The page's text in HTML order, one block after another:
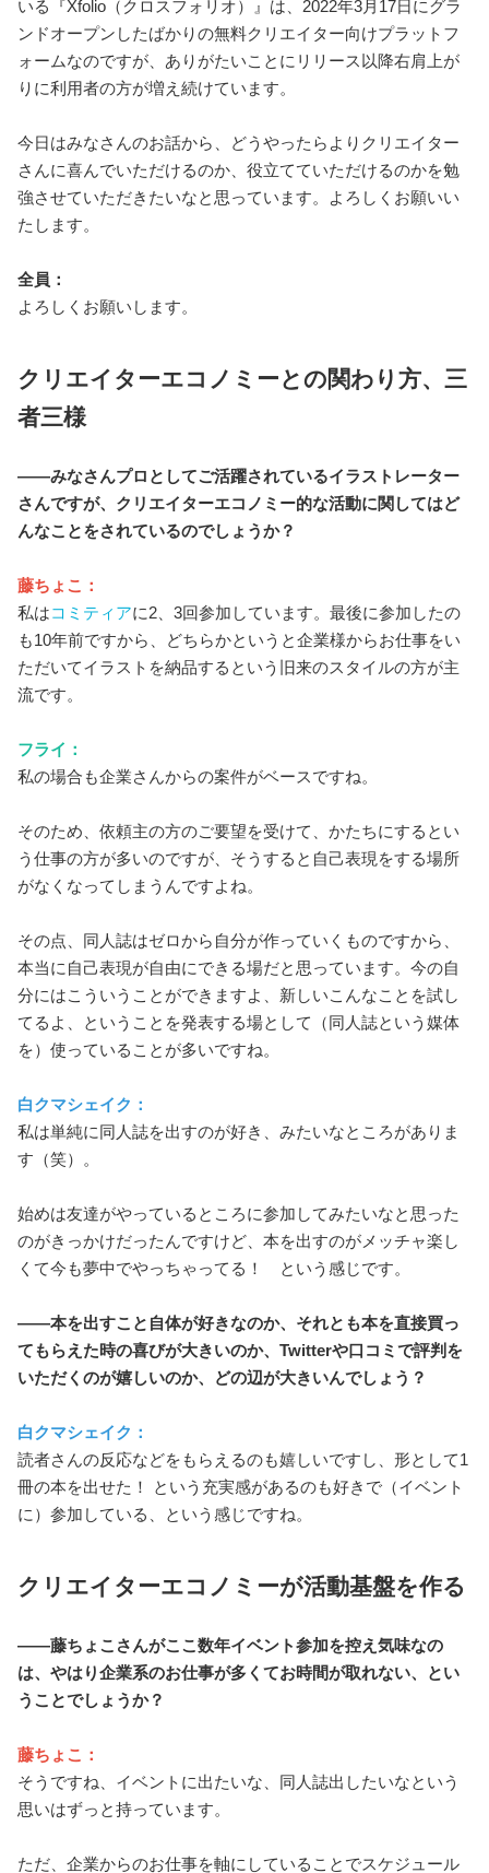
いる『Xfolio（クロスフォリオ）』は、2022年3月17日にグラ
ンドオープンしたばかりの無料クリエイター向けプラットフ
ォームなのですが、ありがたいことにリリース以降右肩上が
りに利用者の方が増え続けています。
今日はみなさんのお話から、どうやったらよりクリエイター
さんに喜んでいただけるのか、役立てていただけるのかを勉
強させていただきたいなと思っています。よろしくお願いい
たします。
全員：
よろしくお願いします。
クリエイターエコノミーとの関わり方、三
者三様
――みなさんプロとしてご活躍されているイラストレーター
さんですが、クリエイターエコノミー的な活動に関してはど
んなことをされているのでしょうか？
藤ちょこ：
私はコミティアに2、3回参加しています。最後に参加したの
も10年前ですから、どちらかというと企業様からお仕事をい
ただいてイラストを納品するという旧来のスタイルの方が主
流です。
フライ：
私の場合も企業さんからの案件がベースですね。
そのため、依頼主の方のご要望を受けて、かたちにするとい
う仕事の方が多いのですが、そうすると自己表現をする場所
がなくなってしまうんですよね。
その点、同人誌はゼロから自分が作っていくものですから、
本当に自己表現が自由にできる場だと思っています。今の自
分にはこういうことができますよ、新しいこんなことを試し
てるよ、ということを発表する場として（同人誌という媒体
を）使っていることが多いですね。
白クマシェイク：
私は単純に同人誌を出すのが好き、みたいなところがありま
す（笑）。
始めは友達がやっているところに参加してみたいなと思った
のがきっかけだったんですけど、本を出すのがメッチャ楽し
くて今も夢中でやっちゃってる！ という感じです。
――本を出すこと自体が好きなのか、それとも本を直接買っ
てもらえた時の喜びが大きいのか、Twitterや口コミで評判を
いただくのが嬉しいのか、どの辺が大きいんでしょう？
白クマシェイク：
読者さんの反応などをもらえるのも嬉しいですし、形として1
冊の本を出せた！ という充実感があるのも好きで（イベント
に）参加している、という感じですね。
クリエイターエコノミーが活動基盤を作る
――藤ちょこさんがここ数年イベント参加を控え気味なの
は、やはり企業系のお仕事が多くてお時間が取れない、とい
うことでしょうか？
藤ちょこ：
そうですね、イベントに出たいな、同人誌出したいなという
思いはずっと持っています。
ただ、企業からのお仕事を軸にしていることでスケジュール